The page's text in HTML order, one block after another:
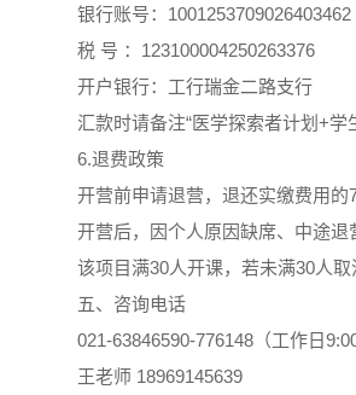
银行账号：1001253709026403462
税 号 ：123100004250263376
开户银行：工行瑞金二路支行
汇款时请备注“医学探索者计划+学
6.退费政策
开营前申请退营，退还实缴费用的
开营后，因个人原因缺席、中途退
该项目满30人开课，若未满30人
五、咨询电话
021-63846590-776148（工作日
王老师 18969145639